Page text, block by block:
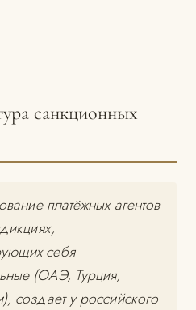
санкционных
платёжных агентов
себя
(ОАЭ, Турция,
создает у российского